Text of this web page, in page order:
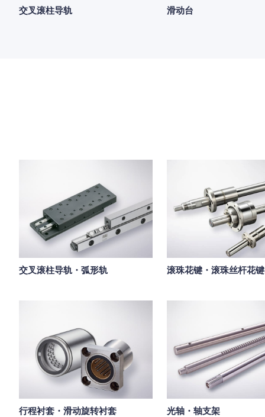
交叉滚柱导轨 滑动台
交叉滚柱导轨・弧形轨 滚珠花键・滚珠丝杆花键
行程衬套・滑动旋转衬套 光轴・轴支架